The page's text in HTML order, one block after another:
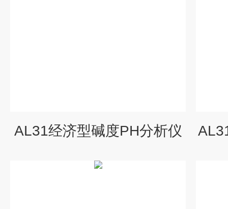
AL31经济型碱度PH分析仪